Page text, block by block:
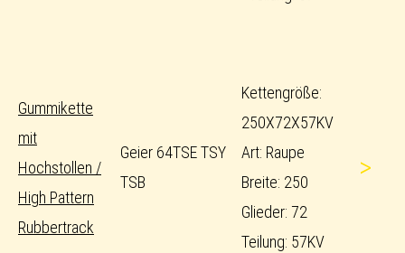
Gummikette
mit
Hochstollen /
High Pattern
Rubbertrack
Geier 64TSE TSY
TSB
Kettengröße:
250X72X57KV
Art: Raupe
Breite: 250
Glieder: 72
Teilung: 57KV
>